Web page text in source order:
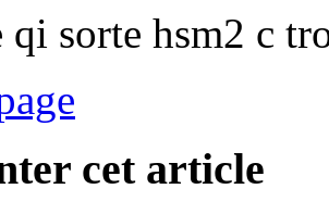
qi sorte hsm2 c
cet article